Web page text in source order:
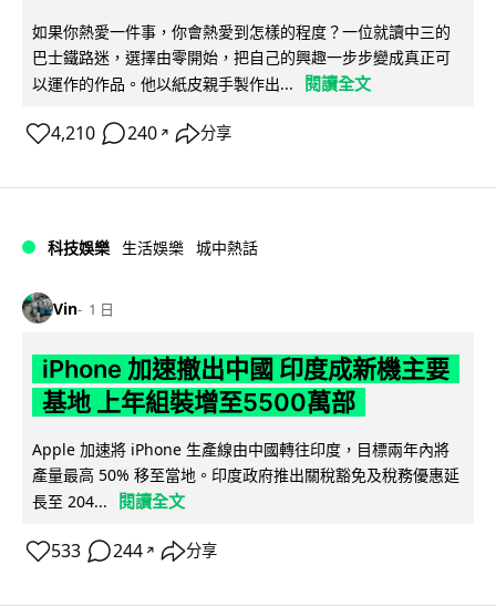
如果你熱愛一件事，你會熱愛到怎樣的程度？一位就讀中三的
巴士鐵路迷，選擇由零開始，把自己的興趣一步步變成真正可
以運作的作品。他以紙皮親手製作出...
閱讀全文
4,210 240 ↗ 分享
科技娛樂 生活娛樂 城中熱話
Vin 1 日
iPhone 加速撤出中國 印度成新機主要
基地 上年組裝增至5500萬部
Apple 加速將 iPhone 生產線由中國轉往印度，目標兩年內將
產量最高 50% 移至當地。印度政府推出關稅豁免及稅務優惠延
長至 204...
閱讀全文
533 244 ↗ 分享